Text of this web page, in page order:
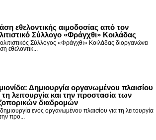
εθελοντικής αιμοδοσίας από τον
Σύλλογο «Φράγχθι» Κοιλάδας
Σύλλογος «Φράγχθι» Κοιλάδας διοργανώνει
εθελοντικ...
Δημιουργία οργανωμένου πλαισίου
τη λειτουργία και την προστασία των
διαδρομών
ενός οργανωμένου πλαισίου για τη λειτουργία
προ...